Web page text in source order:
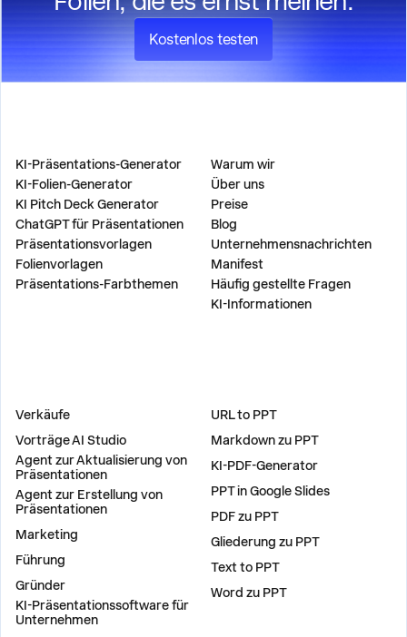
Kostenlos testen
KI-Präsentations-Generator
KI-Folien-Generator
KI Pitch Deck Generator
ChatGPT für Präsentationen
Präsentationsvorlagen
Folienvorlagen
Präsentations-Farbthemen
Warum wir
Über uns
Preise
Blog
Unternehmensnachrichten
Manifest
Häufig gestellte Fragen
KI-Informationen
Verkäufe
Vorträge AI Studio
Agent zur Aktualisierung von
Präsentationen
Agent zur Erstellung von
Präsentationen
Marketing
Führung
Gründer
KI-Präsentationssoftware für
Unternehmen
URL to PPT
Markdown zu PPT
KI-PDF-Generator
PPT in Google Slides
PDF zu PPT
Gliederung zu PPT
Text to PPT
Word zu PPT